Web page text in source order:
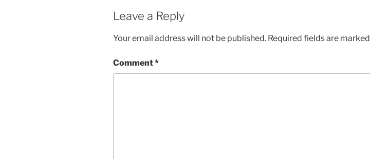
Leave a Reply
Your email address will not be published. Required fields are marked
Comment*